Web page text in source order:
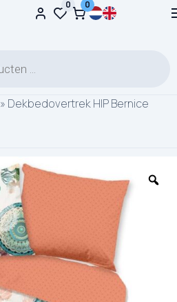
0 0
» Dekbedovertrek HIP Bernice